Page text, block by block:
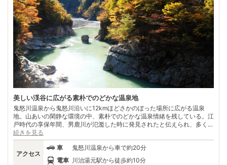
美しい渓谷に広がる素朴でのどかな温泉地
鬼怒川温泉から鬼怒川沿いに12kmほどさかのぼった場所に広がる温泉
地。山あいの閑静な環境の中、素朴でのどかな温泉情緒を残している。江
戸時代の享保年間、男鹿川が氾濫した時に発見されたと伝えられ、多くの
旅人や湯治客に親しまれてきた名湯。 ゆるやかな流れの男鹿川沿いには
美しい渓谷が連なり、遊歩道で散策も楽しめる。近くには、約2200万年
前の火山岩が浸食されてできた名勝「龍王峡」。「むささび橋」からの絶
景は有名。さらには、日本第3位の高さを誇る140mのアーチ式ダム「川
続きを見る
アクセス
車
鬼怒川温泉から車で約20分
電車 川治湯元駅から徒歩約10分